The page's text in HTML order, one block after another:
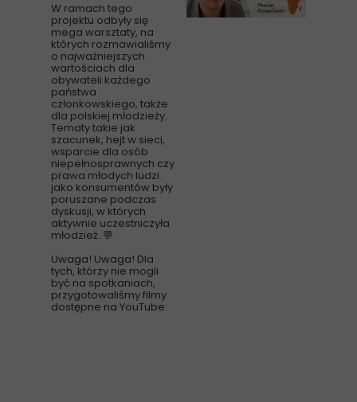
W ramach tego
projektu odbyły się
mega warsztaty, na
których rozmawialiśmy
o najważniejszych
wartościach dla
obywateli każdego
państwa
członkowskiego, także
dla polskiej młodzieży.
Tematy takie jak
szacunek, hejt w sieci,
wsparcie dla osób
niepełnosprawnych czy
prawa młodych ludzi
jako konsumentów były
poruszane podczas
dyskusji, w których
aktywnie uczestniczyła
młodzież. 💬
Uwaga! Uwaga! Dla
tych, którzy nie mogli
być na spotkaniach,
przygotowaliśmy filmy
dostępne na YouTube: